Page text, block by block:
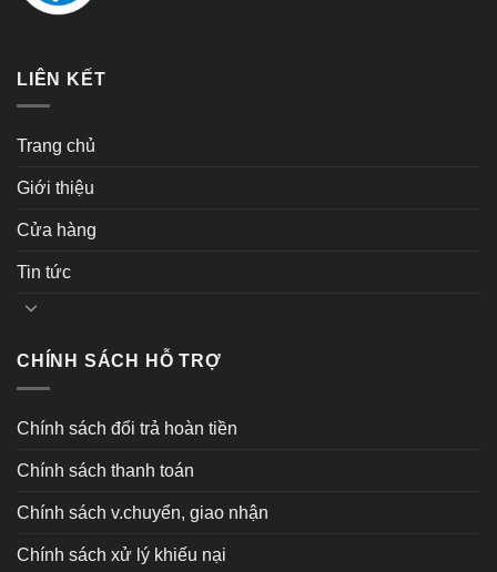
LIÊN KẾT
Trang chủ
Giới thiệu
Cửa hàng
Tin tức
CHÍNH SÁCH HỖ TRỢ
Chính sách đổi trả hoàn tiền
Chính sách thanh toán
Chính sách v.chuyển, giao nhận
Chính sách xử lý khiếu nại